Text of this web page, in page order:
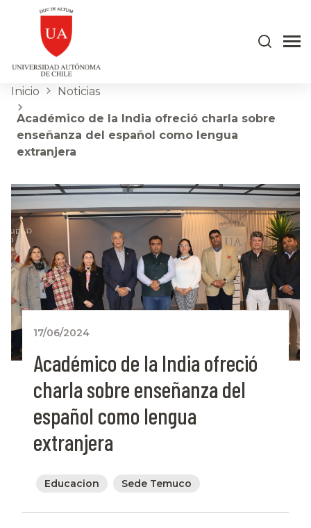
Inicio Noticias
Académico de la India ofreció charla sobre
enseñanza del español como lengua
extranjera
17/06/2024
Académico de la India ofreció
charla sobre enseñanza del
español como lengua
extranjera
Educacion Sede Temuco